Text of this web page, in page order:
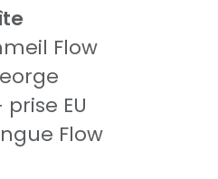
Flow
EU
Flow